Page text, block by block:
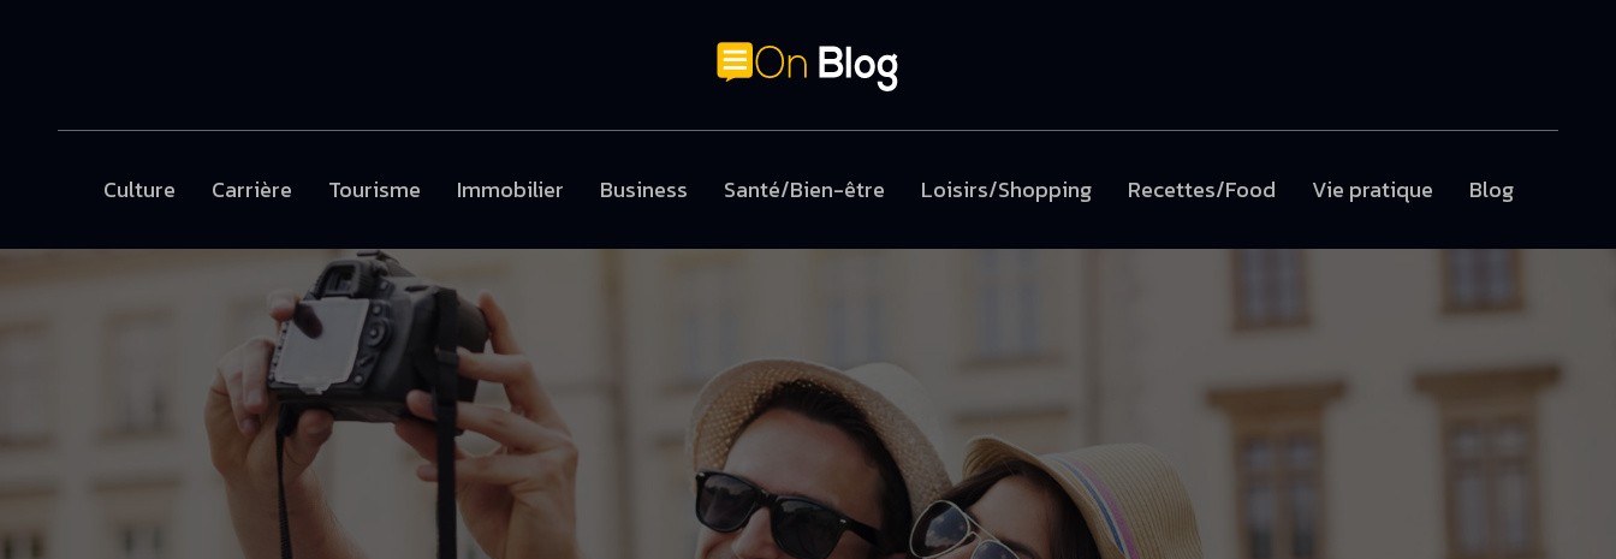
Culture Carrière Tourisme Immobilier Business Santé/Bien-être Loisirs/Shopping Recettes/Food Vie pratique Blog